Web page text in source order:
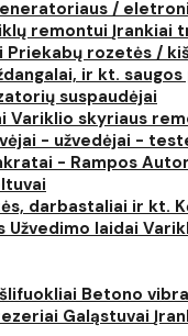
/
remontui Įrankiai
Priekabų rozetės /
ir kt. saugos
suspaudėjai
Variklio skyriaus
- užvedėjai -
- Rampos
darbastaliai ir kt.
Užvedimo laidai
Betono
Galąstuvai